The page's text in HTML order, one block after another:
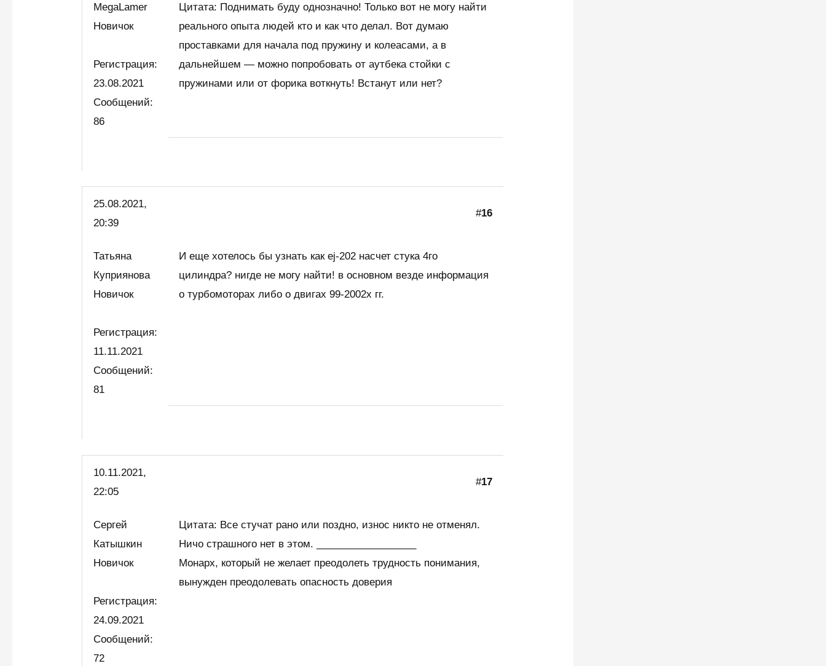
MegaLamer
Новичок
Регистрация:
23.08.2021
Сообщений:
86
Цитата: Поднимать буду однозначно! Только вот не могу найти
реального опыта людей кто и как что делал. Вот думаю
проставками для начала под пружину и колеасами, а в
дальнейшем — можно попробовать от аутбека стойки с
пружинами или от форика воткнуть! Встанут или нет?
25.08.2021,
20:39
#16
Татьяна
Куприянова
Новичок
Регистрация:
11.11.2021
Сообщений:
81
И еще хотелось бы узнать как ej-202 насчет стука 4го
цилиндра? нигде не могу найти! в основном везде информация
о турбомоторах либо о двигах 99-2002х гг.
10.11.2021,
22:05
#17
Сергей
Катышкин
Новичок
Регистрация:
24.09.2021
Сообщений:
72
Цитата: Все стучат рано или поздно, износ никто не отменял.
Ничо страшного нет в этом. __________________
Монарх, который не желает преодолеть трудность понимания,
вынужден преодолевать опасность доверия